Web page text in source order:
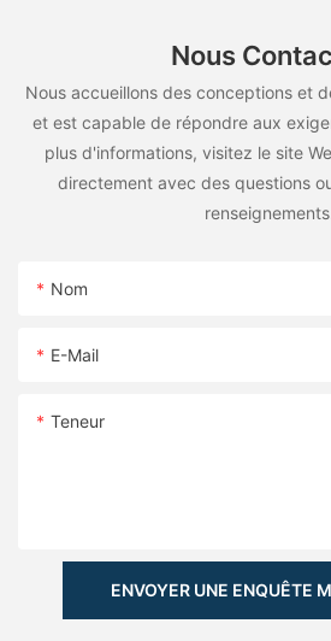
Nous
Nous accueillons des conceptions et
et est capable de répondre aux
plus d'informations, visitez le site
directement avec des questions
Nom
E-Mail
Teneur
ENVOYER UNE ENQUÊTE